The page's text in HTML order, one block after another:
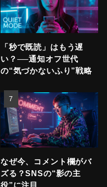
「秒で既読」はもう遅
い？──通知オフ世代
の“気づかないふり”戦略
なぜ今、コメント欄がバ
ズる？SNSの“影の主
役”に注目